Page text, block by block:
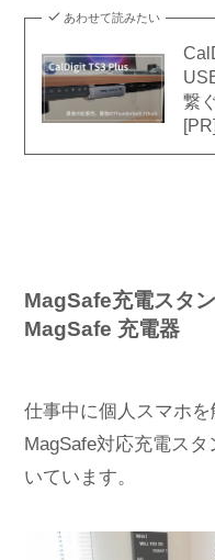
あわせて読みたい
繋
MagSafe充電スタ
MagSafe 充電器
仕事中に個人スマホ
MagSafe対応充電ス
いています。